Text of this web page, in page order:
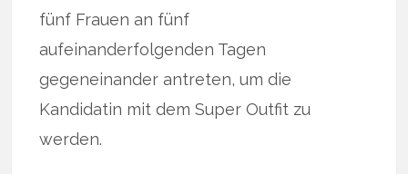
fünf Frauen an fünf
aufeinanderfolgenden Tagen
gegeneinander antreten, um die
Kandidatin mit dem Super Outfit zu
werden.